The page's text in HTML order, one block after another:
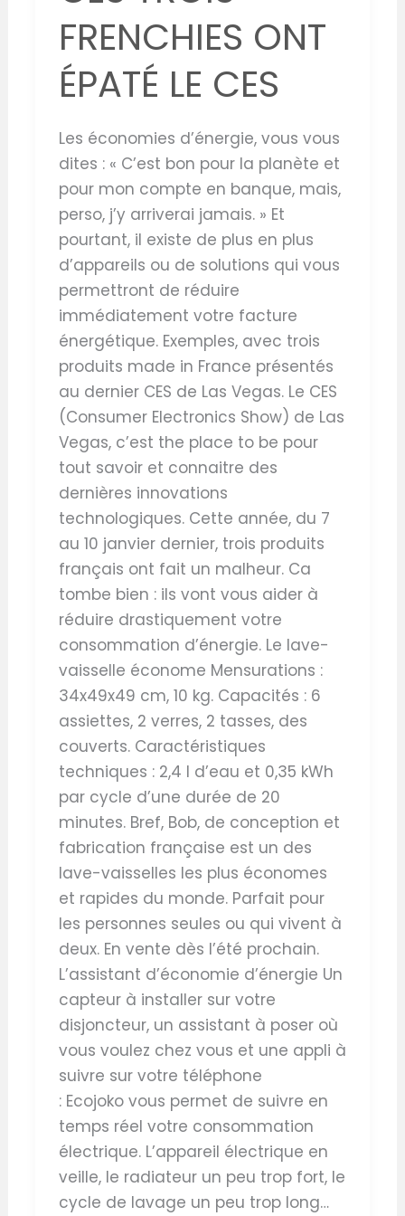
FRENCHIES ONT
ÉPATÉ LE CES
Les économies d’énergie, vous vous
dites : « C’est bon pour la planète et
pour mon compte en banque, mais,
perso, j’y arriverai jamais. » Et
pourtant, il existe de plus en plus
d’appareils ou de solutions qui vous
permettront de réduire
immédiatement votre facture
énergétique. Exemples, avec trois
produits made in France présentés
au dernier CES de Las Vegas. Le CES
(Consumer Electronics Show) de Las
Vegas, c’est the place to be pour
tout savoir et connaitre des
dernières innovations
technologiques. Cette année, du 7
au 10 janvier dernier, trois produits
français ont fait un malheur. Ca
tombe bien : ils vont vous aider à
réduire drastiquement votre
consommation d’énergie. Le lave-
vaisselle économe Mensurations :
34x49x49 cm, 10 kg. Capacités : 6
assiettes, 2 verres, 2 tasses, des
couverts. Caractéristiques
techniques : 2,4 l d’eau et 0,35 kWh
par cycle d’une durée de 20
minutes. Bref, Bob, de conception et
fabrication française est un des
lave-vaisselles les plus économes
et rapides du monde. Parfait pour
les personnes seules ou qui vivent à
deux. En vente dès l’été prochain.
L’assistant d’économie d’énergie Un
capteur à installer sur votre
disjoncteur, un assistant à poser où
vous voulez chez vous et une appli à
suivre sur votre téléphone
: Ecojoko vous permet de suivre en
temps réel votre consommation
électrique. L’appareil électrique en
veille, le radiateur un peu trop fort, le
cycle de lavage un peu trop long…